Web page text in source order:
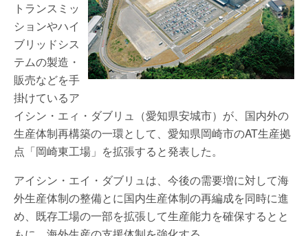
トランスミッ
ションやハイ
ブリッドシス
テムの製造・
販売などを手
掛けているア
イシン・エィ・ダブリュ（愛知県安城市）が、国内外の
生産体制再構築の一環として、愛知県岡崎市のAT生産拠
点「岡崎東工場」を拡張すると発表した。
アイシン・エイ・ダブリュは、今後の需要増に対して海
外生産体制の整備とに国内生産体制の再編成を同時に進
め、既存工場の一部を拡張して生産能力を確保するとと